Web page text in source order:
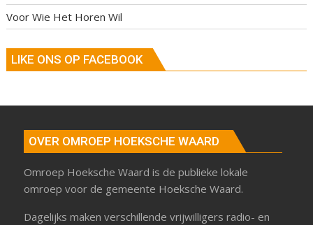
Voor Wie Het Horen Wil
LIKE ONS OP FACEBOOK
OVER OMROEP HOEKSCHE WAARD
Omroep Hoeksche Waard is de publieke lokale
omroep voor de gemeente Hoeksche Waard.
Dagelijks maken verschillende vrijwilligers radio- en